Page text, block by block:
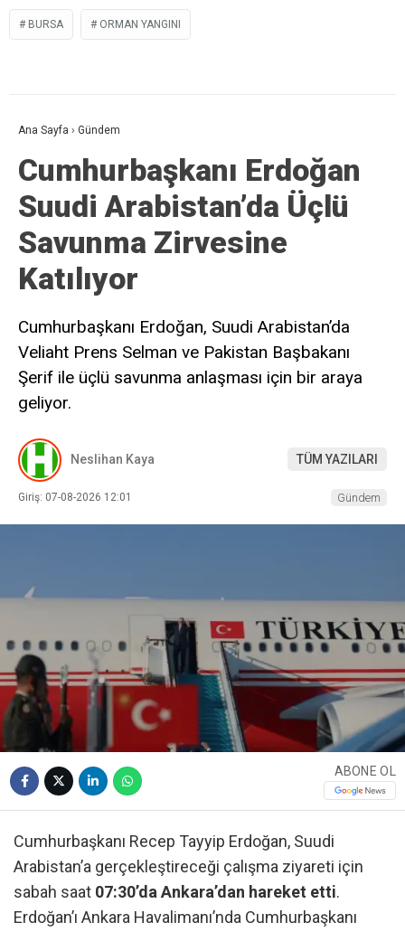
BURSA ORMAN YANGINI
Ana Sayfa › Gündem
Cumhurbaşkanı Erdoğan
Suudi Arabistan’da Üçlü
Savunma Zirvesine
Katılıyor
Cumhurbaşkanı Erdoğan, Suudi Arabistan’da
Veliaht Prens Selman ve Pakistan Başbakanı
Şerif ile üçlü savunma anlaşması için bir araya
geliyor.
Neslihan Kaya TÜM YAZILARI
Giriş: 07-08-2026 12:01 Gündem
ABONE OL
Cumhurbaşkanı Recep Tayyip Erdoğan, Suudi
Arabistan’a gerçekleştireceği çalışma ziyareti için
sabah saat 07:30’da Ankara’dan hareket etti.
Erdoğan’ı Ankara Havalimanı’nda Cumhurbaşkanı